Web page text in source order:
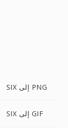
SIX إلى PNG
SIX إلى GIF